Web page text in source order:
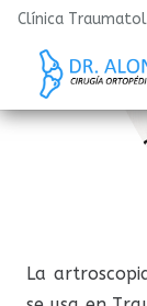
Clínica
La